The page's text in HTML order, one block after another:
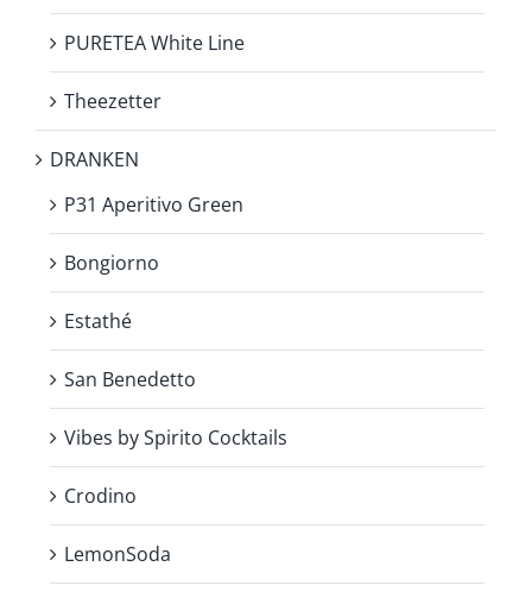
PURETEA White Line
Theezetter
DRANKEN
P31 Aperitivo Green
Bongiorno
Estathé
San Benedetto
Vibes by Spirito Cocktails
Crodino
LemonSoda